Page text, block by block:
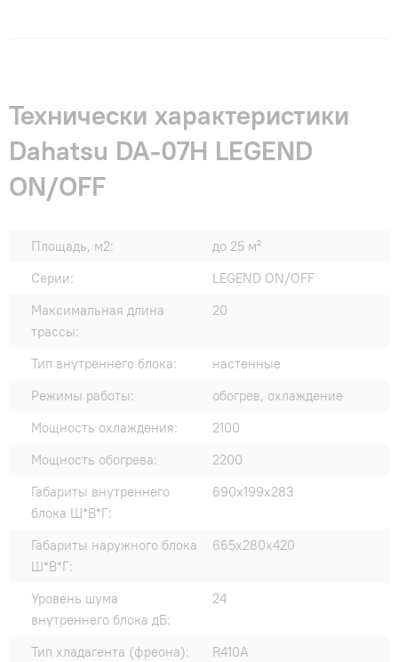
Технически характеристики
Dahatsu DA-07H LEGEND
ON/OFF
Площадь, м2:
до 25 м²
Серии:
LEGEND ON/OFF
Максимальная длина
трассы:
20
Тип внутреннего блока:
настенные
Режимы работы:
обогрев, охлаждение
Мощность охлаждения:
2100
Мощность обогрева:
2200
Габариты внутреннего
блока Ш*В*Г:
690х199х283
Габариты наружного блока
Ш*В*Г:
665x280x420
Уровень шума
внутреннего блока дБ:
24
Тип хладагента (фреона):
R410A